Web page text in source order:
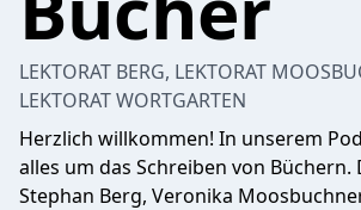
LEKTORAT BERG, LEKTORAT
LEKTORAT WORTGARTEN
Herzlich willkommen! In unserem
alles um das Schreiben von
Stephan Berg, Veronika